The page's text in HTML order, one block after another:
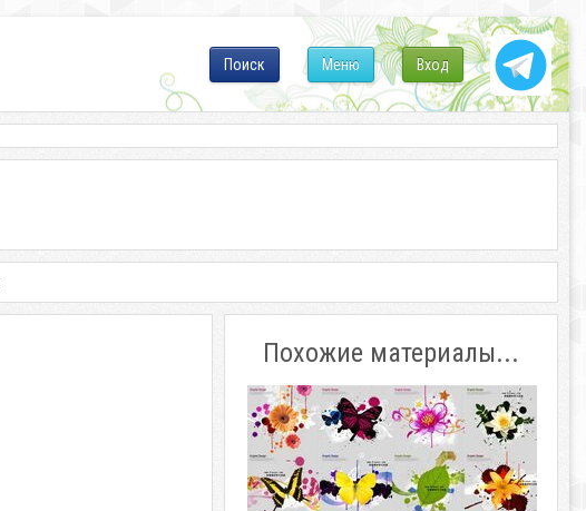
Вход
Меню
Поиск
Похожие материалы...